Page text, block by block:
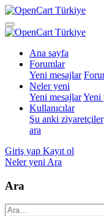
Ana sayfa
Forumlar
Yeni mesajlar
Neler yeni
Yeni mesajlarYeni
Kullanıcılar
Şu anki ziyaretçiler
ara
Giriş yap Kayıt ol
Neler yeni Ara
Ara